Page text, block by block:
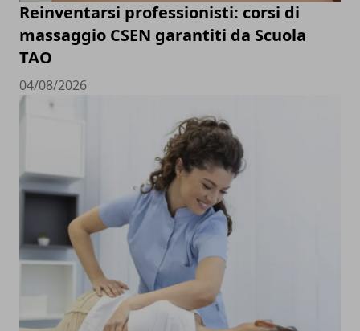
Reinventarsi professionisti: corsi di
massaggio CSEN garantiti da Scuola
TAO
04/08/2026